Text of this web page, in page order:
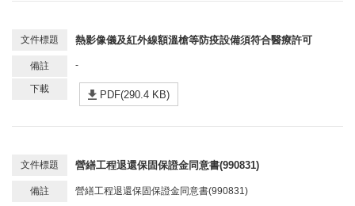
熱影像儀及紅外線額溫槍等防疫設備須符合醫療許可
-
PDF(290.4 KB)
營繕工程退還保固保證金同意書(990831)
營繕工程退還保固保證金同意書(990831)